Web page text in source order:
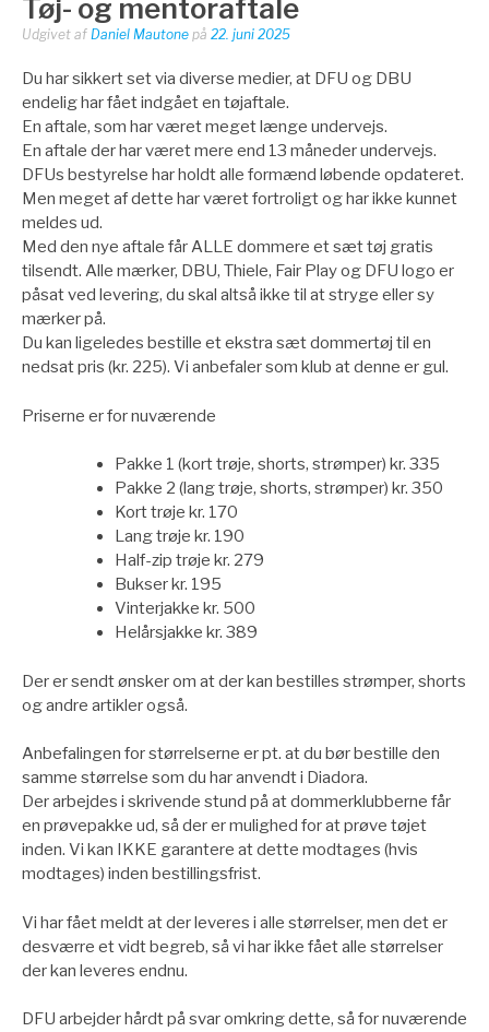
Tøj- og mentoraftale
Udgivet af Daniel Mautone på 22. juni 2025
Du har sikkert set via diverse medier, at DFU og DBU
endelig har fået indgået en tøjaftale.
En aftale, som har været meget længe undervejs.
En aftale der har været mere end 13 måneder undervejs.
DFUs bestyrelse har holdt alle formænd løbende opdateret.
Men meget af dette har været fortroligt og har ikke kunnet
meldes ud.
Med den nye aftale får ALLE dommere et sæt tøj gratis
tilsendt. Alle mærker, DBU, Thiele, Fair Play og DFU logo er
påsat ved levering, du skal altså ikke til at stryge eller sy
mærker på.
Du kan ligeledes bestille et ekstra sæt dommertøj til en
nedsat pris (kr. 225). Vi anbefaler som klub at denne er gul.
Priserne er for nuværende
Pakke 1 (kort trøje, shorts, strømper) kr. 335
Pakke 2 (lang trøje, shorts, strømper) kr. 350
Kort trøje kr. 170
Lang trøje kr. 190
Half-zip trøje kr. 279
Bukser kr. 195
Vinterjakke kr. 500
Helårsjakke kr. 389
Der er sendt ønsker om at der kan bestilles strømper, shorts
og andre artikler også.
Anbefalingen for størrelserne er pt. at du bør bestille den
samme størrelse som du har anvendt i Diadora.
Der arbejdes i skrivende stund på at dommerklubberne får
en prøvepakke ud, så der er mulighed for at prøve tøjet
inden. Vi kan IKKE garantere at dette modtages (hvis
modtages) inden bestillingsfrist.
Vi har fået meldt at der leveres i alle størrelser, men det er
desværre et vidt begreb, så vi har ikke fået alle størrelser
der kan leveres endnu.
DFU arbejder hårdt på svar omkring dette, så for nuværende